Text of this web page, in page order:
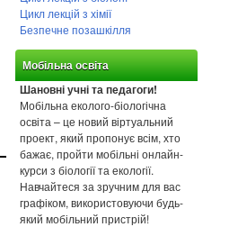
Цикл лекцій з хімії
Безпечне позашкілля
Мобільна освіта
Шановні учні та педагоги!
Мобільна еколого-біологічна
освіта – це новий віртуальний
проект, який пропонує всім, хто
бажає, пройти мобільні онлайн-
курси з біології та екології.
Навчайтеся за зручним для вас
графіком, використовуючи будь-
який мобільний пристрій!